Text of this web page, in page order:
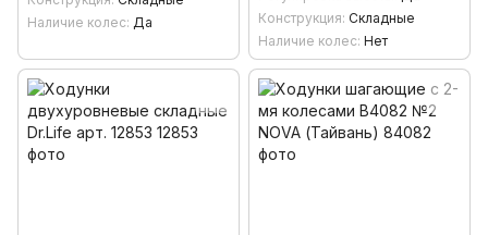
Наличие колес Да
Конструкция Складные
Наличие колес Нет